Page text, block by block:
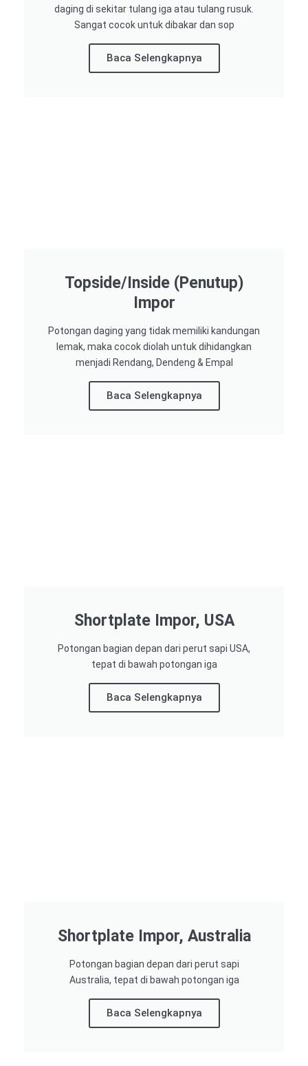
daging di sekitar tulang iga atau tulang rusuk.
Sangat cocok untuk dibakar dan sop
Baca Selengkapnya
Topside/Inside (Penutup)
Impor​
Potongan daging yang tidak memiliki kandungan
lemak, maka cocok diolah untuk dihidangkan
menjadi Rendang, Dendeng & Empal
Baca Selengkapnya
Shortplate Impor, USA
Potongan bagian depan dari perut sapi USA,
tepat di bawah potongan iga
Baca Selengkapnya
Shortplate Impor, Australia
Potongan bagian depan dari perut sapi
Australia, tepat di bawah potongan iga
Baca Selengkapnya